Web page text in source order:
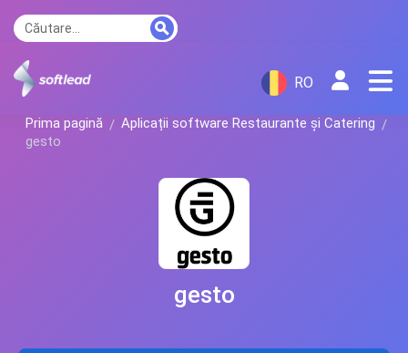
RO
Prima pagină
Aplicații software Restaurante și Catering
gesto
gesto